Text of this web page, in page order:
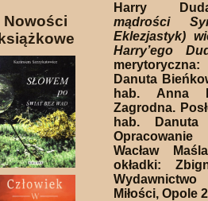
Nowości
książkowe
Harry
mądrości
Eklezjastyk)
Harry’ego
Danuta
hab. Anna
Zagrodna.
hab. Danuta
Wacław
okładki:
Miłości, Opole